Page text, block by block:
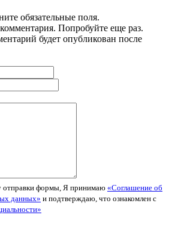
обязательные поля.
Попробуйте еще раз.
будет опубликован после
отправки формы, Я принимаю «Соглашение об
данных» и подтверждаю, что ознакомлен с